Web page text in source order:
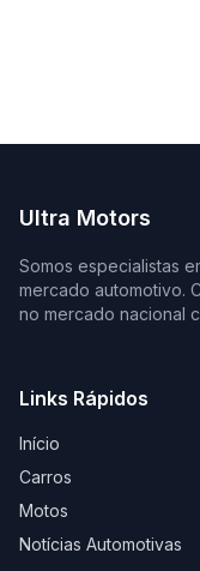
Ultra Motors
Somos especialistas
mercado automotivo.
no mercado nacional
Links Rápidos
Início
Carros
Motos
Notícias Automotivas